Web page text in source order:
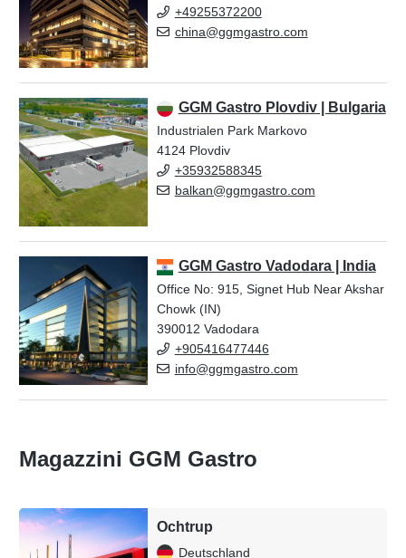
+49255372200
china@ggmgastro.com
GGM Gastro Plovdiv | Bulgaria
Industrialen Park Markovo
4124 Plovdiv
+35932588345
balkan@ggmgastro.com
GGM Gastro Vadodara | India
Office No: 915, Signet Hub Near Akshar
Chowk (IN)
390012 Vadodara
+905416477446
info@ggmgastro.com
Magazzini GGM Gastro
Ochtrup
Deutschland